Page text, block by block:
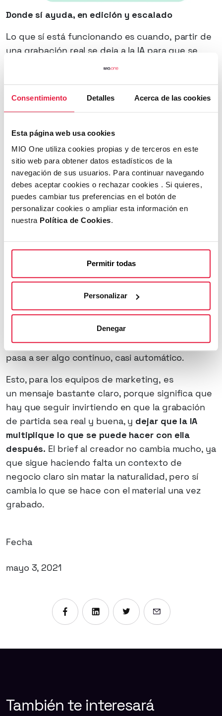
Consentimiento Detalles Acerca de las cookies
Esta página web usa cookies
MIO One utiliza cookies propias y de terceros en este
sitio web para obtener datos estadísticos de la
navegación de sus usuarios. Para continuar navegando
debes aceptar cookies o rechazar cookies . Si quieres,
puedes cambiar tus preferencias en el botón de
personalizar cookies o ampliar esta información en
nuestra Política de Cookies.
Permitir todas
Personalizar
Denegar
Donde sí ayuda, en edición y escalado
Lo que sí está funcionando es cuando, partir de
una grabación real se deja a la IA para que se
distintas (una más larga para Reels, otra
recortada a los primeros tres segundos para
el hook de TikTok ) y todo en minutos, no en
días. El creador sigue siendo humano; lo que
cambia es cuánto contenido se puede sacar de
lo que graba.
Donde también puede ayudar
menos que es el testeo de variantes. La IA
permite lanzar varias variantes de edición a la
orden de escenas, y así quedarte con la que
mejor convierte en cada plataforma, sin tener
que grabar de nuevo cada vez. Aquí el
A/B testing deja de ser una prueba puntual y
pasa a ser algo continuo, casi automático.
Esto, para los equipos de marketing, es
un mensaje bastante claro, porque significa que
hay que seguir invirtiendo en que la grabación
de partida sea real y buena, y dejar que la IA
multiplique lo que se puede hacer con ella
después. El brief al creador no cambia mucho, ya
que sigue haciendo falta un contexto de
negocio claro sin matar la naturalidad, pero sí
cambia lo que se hace con el material una vez
grabado.
Fecha
mayo 3, 2021
Compartir en Facebook
Compartir en Linkedin
Compartir en X
Enviar por
También te interesará